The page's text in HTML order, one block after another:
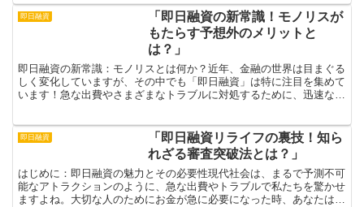
即日融資
「即日融資の新常識！モノリスが
もたらす予想外のメリットと
は？」
即日融資の新常識：モノリスとは何か？近年、金融の世界は目まぐる
しく変化していますが、その中でも「即日融資」は特に注目を集めて
います！急な出費やさまざまなトラブルに対処するために、迅速な資
即日融資
「即日融資リライフの裏技！知ら
れざる審査突破法とは？」
はじめに：即日融資の魅力とその必要性現代社会は、まるで予測不可
能なアトラクションのように、急な出費やトラブルで私たちを驚かせ
ますよね。大切な人のためにお金が急に必要になった時、あなたはど